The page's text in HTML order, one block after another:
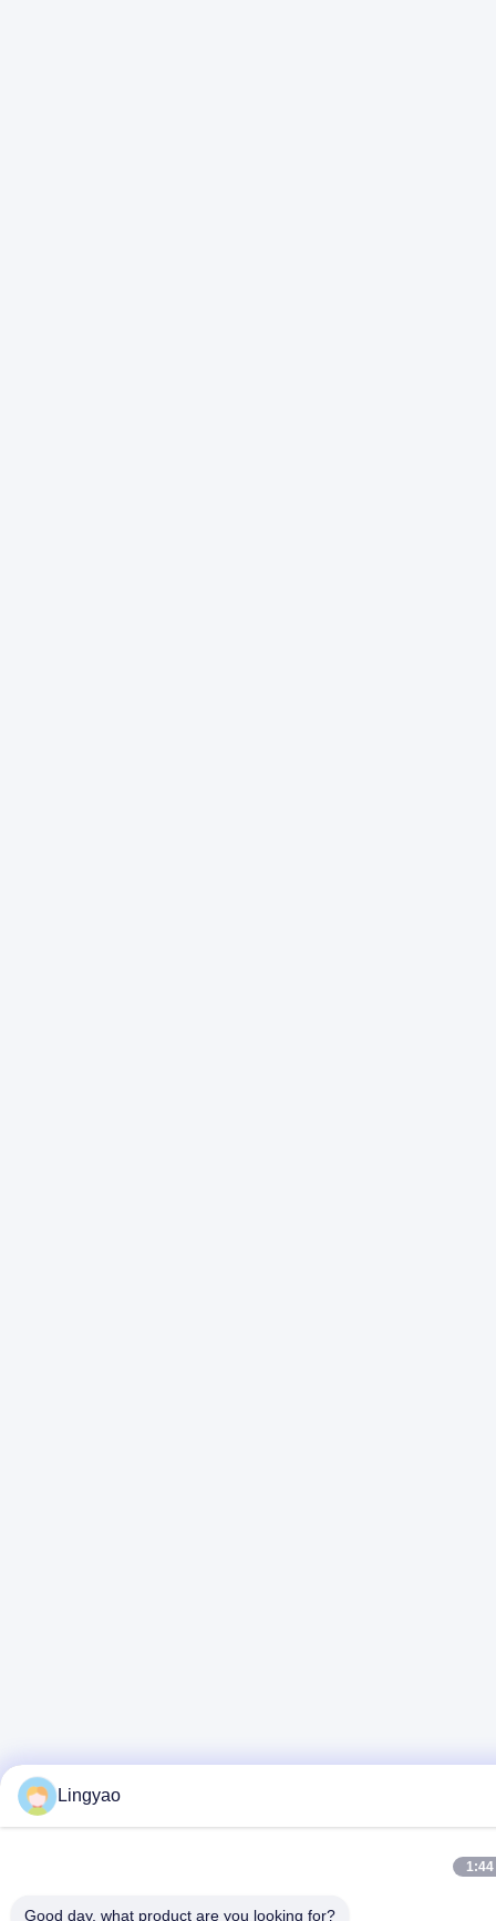
Lingyao
1:44
Good day, what product are you looking for?